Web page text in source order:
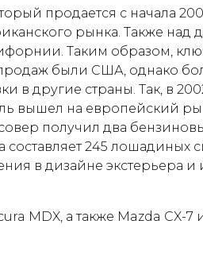
продается с начала
рынка. Также над
Таким образом,
были США, однако
в другие страны. Так, в
вышел на европейский
получил два
245 лошадиных
в дизайне экстерьера и
MDX, а также Mazda CX-7